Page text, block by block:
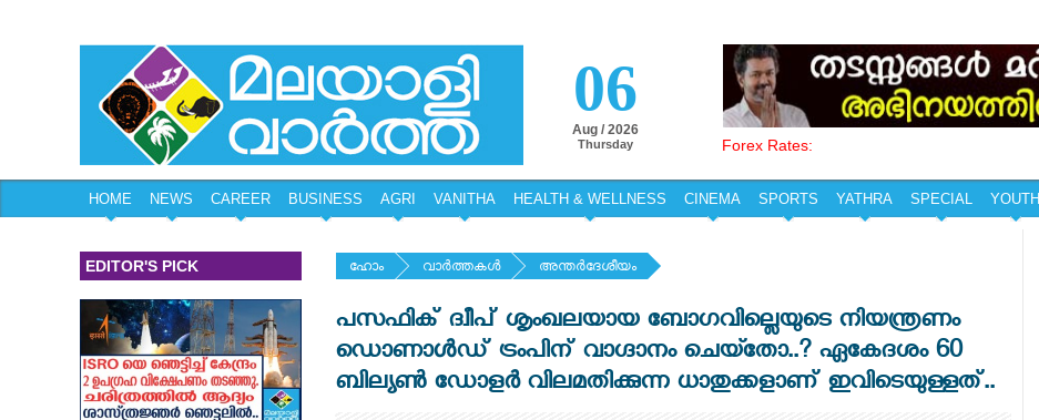
06
Aug / 2026
Thursday Forex Rates:
HOME NEWS CAREER BUSINESS AGRI VANITHA HEALTH & WELLNESS CINEMA SPORTS YATHRA SPECIAL YOUTH
EDITOR'S PICK ഹോം വാര്‍ത്തകള്‍ അന്തര്‍ദേശീയം
പസഫിക് ദ്വീപ് ശൃംഖലയായ ബോഗവില്ലെയുടെ നിയന്ത്രണം
ഡൊണാൾഡ് ട്രംപിന് വാഗ്ദാനം ചെയ്തോ..? ഏകേദശം 60
ബില്യണ്‍ ഡോളർ വിലമതിക്കുന്ന ധാതുക്കളാണ് ഇവിടെയുള്ളത്..